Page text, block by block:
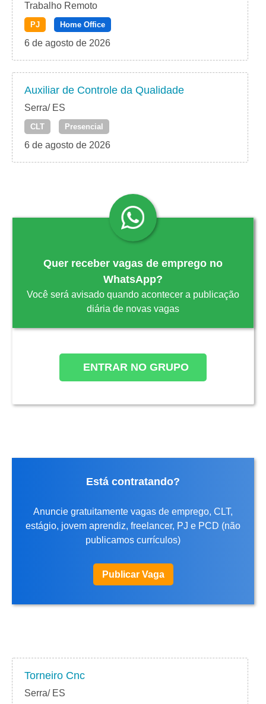
Trabalho Remoto
PJ Home Office
6 de agosto de 2026
Auxiliar de Controle da Qualidade
Serra/ ES
CLT Presencial
6 de agosto de 2026
Quer receber vagas de emprego no
WhatsApp?
Você será avisado quando acontecer a publicação
diária de novas vagas
ENTRAR NO GRUPO
Está contratando?
Anuncie gratuitamente vagas de emprego, CLT,
estágio, jovem aprendiz, freelancer, PJ e PCD (não
publicamos currículos)
Publicar Vaga
Torneiro Cnc
Serra/ ES